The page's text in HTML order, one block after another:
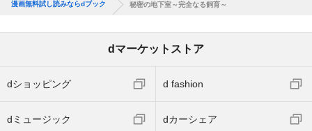
漫画無料試し読みならdブック 秘密の地下室～完全なる飼育～
dマーケットストア
dショッピング d fashion
dミュージック dカーシェア